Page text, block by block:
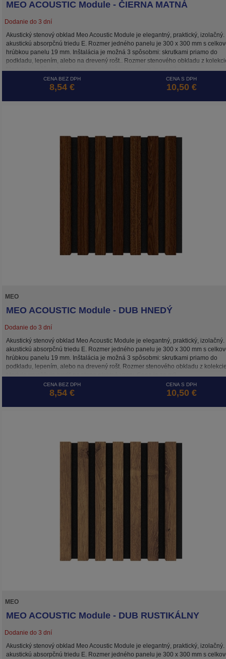
MEO ACOUSTIC Module - ČIERNA MATNÁ
Dodanie do 3 dní
Akustický stenový obklad Meo Acoustic Module je elegantný, praktický, izolačný.
akustickú absorpčnú triedu E. Rozmer jedného panelu je 300 x 300 mm s
hrúbkou panelu 19 mm. Inštalácia je možná 3 spôsobmi: skrutkami priamo do
podkladu, lepením, alebo na drevený rošt.. Rozmer stenového obkladu z
Module umožňuje tvoriť na stene efektné vzory. Cena je za m2.
CENA BEZ DPH
8,54 €
CENA S DPH
10,50 €
MEO
MEO ACOUSTIC Module - DUB HNEDÝ
Dodanie do 3 dní
Akustický stenový obklad Meo Acoustic Module je elegantný, praktický, izolačný.
akustickú absorpčnú triedu E. Rozmer jedného panelu je 300 x 300 mm s
hrúbkou panelu 19 mm. Inštalácia je možná 3 spôsobmi: skrutkami priamo do
podkladu, lepením, alebo na drevený rošt. Rozmer stenového obkladu z
CENA BEZ DPH
8,54 €
CENA S DPH
10,50 €
MEO
MEO ACOUSTIC Module - DUB RUSTIKÁLNY
Dodanie do 3 dní
Akustický stenový obklad Meo Acoustic Module je elegantný, praktický, izolačný.
akustickú absorpčnú triedu E. Rozmer jedného panelu je 300 x 300 mm s